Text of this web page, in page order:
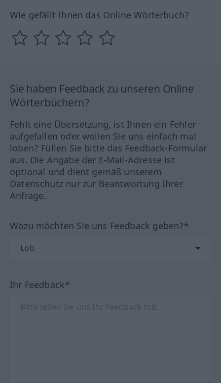
Wie gefällt Ihnen das Online Wörterbuch?
Sie haben Feedback zu unseren Online
Wörterbüchern?
Fehlt eine Übersetzung, ist Ihnen ein Fehler
aufgefallen oder wollen Sie uns einfach mal
loben? Füllen Sie bitte das Feedback-Formular
aus. Die Angabe der E-Mail-Adresse ist
optional und dient gemäß unserem
Datenschutz nur zur Beantwortung Ihrer
Anfrage.
Wozu möchten Sie uns Feedback geben?*
Ihr Feedback*